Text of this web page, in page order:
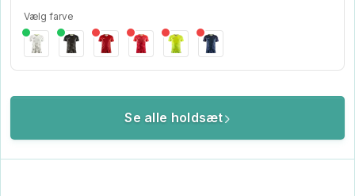
Vælg farve
Se alle holdsæt